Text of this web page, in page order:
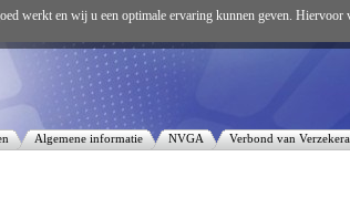
Algemene informatie NVGA Verbond van
werkt en wij u een optimale ervaring kunnen geven.